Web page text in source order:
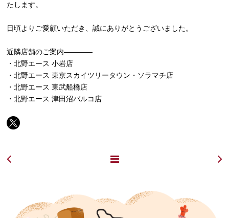
たします。
日頃よりご愛顧いただき、誠にありがとうございました。
近隣店舗のご案内――――
・北野エース 小岩店
・北野エース 東京スカイツリータウン・ソラマチ店
・北野エース 東武船橋店
・北野エース 津田沼パルコ店